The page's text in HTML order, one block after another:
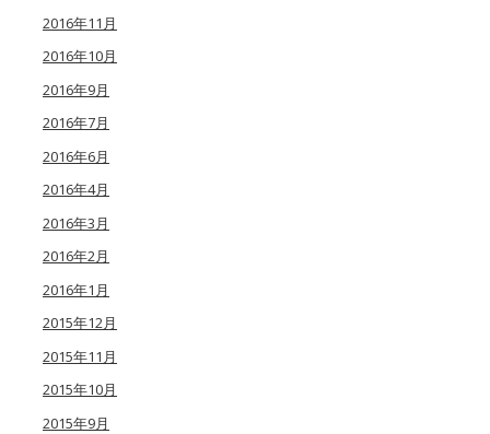
2016年11月
2016年10月
2016年9月
2016年7月
2016年6月
2016年4月
2016年3月
2016年2月
2016年1月
2015年12月
2015年11月
2015年10月
2015年9月